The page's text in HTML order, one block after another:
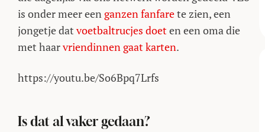
is onder meer een ganzen fanfarete zien, een
jongetje dat voetbaltrucjes doeten een oma die
met haarvriendinnen gaat karten.
https://youtu.be/So6Bpq7Lrfs
Is dat al vaker gedaan?